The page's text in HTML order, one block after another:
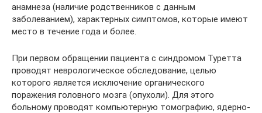
анамнеза (наличие родственников с данным
заболеванием), характерных симптомов, которые имеют
место в течение года и более.
При первом обращении пациента с синдромом Туретта
проводят неврологическое обследование, целью
которого является исключение органического
поражения головного мозга (опухоли). Для этого
больному проводят компьютерную томографию, ядерно-